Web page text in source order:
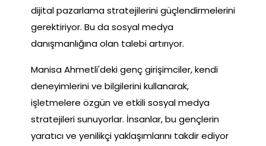
dijital pazarlama stratejilerini güçlendirmelerini
gerektiriyor. Bu da sosyal medya
danışmanlığına olan talebi artırıyor.
Manisa Ahmetli'deki genç girişimciler, kendi
deneyimlerini ve bilgilerini kullanarak,
işletmelere özgün ve etkili sosyal medya
stratejileri sunuyorlar. İnsanlar, bu gençlerin
yaratıcı ve yenilikçi yaklaşımlarını takdir ediyor